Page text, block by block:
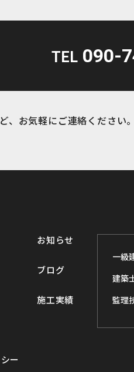
事
TEL 090-
、お気軽にご連絡ください。
一級
建築
監理
ー
お知らせ
ブログ
施工実績